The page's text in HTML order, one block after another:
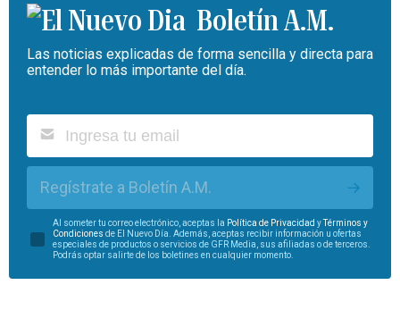
Boletín A.M.
Las noticias explicadas de forma sencilla y directa para
entender lo más importante del día.
Regístrate a Boletín A.M.
Al someter tu correo electrónico, aceptas la Política de Privacidad y
Términos y
Condiciones de El Nuevo Día. Además, aceptas recibir información u ofertas
especiales de productos o servicios de GFR Media, sus afiliadas o de terceros.
Podrás optar salirte de los boletines en cualquier momento.